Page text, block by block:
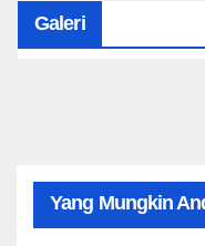
Galeri
Yang Mungkin